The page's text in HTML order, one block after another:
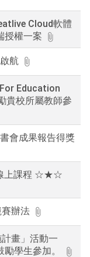
Cloud軟體
授權一案
航
Education
貴校所屬教師參
會成果報告得獎
上課程 ☆★☆
辦法
畫」活動一
學生參加。